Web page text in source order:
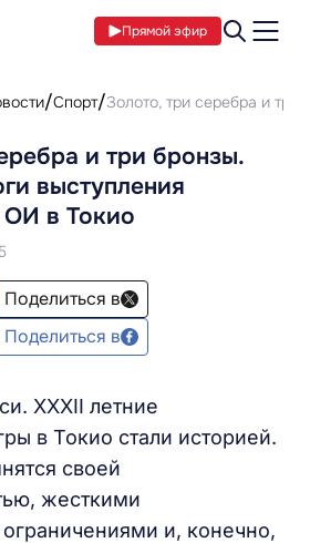
Прямой эфир
Спорт Золото, три серебра и
и три бронзы.
выступления
ОИ в Токио
Поделиться в
Поделиться в
XXXII летние
в Токио стали историей.
своей
жесткими
и, конечно,